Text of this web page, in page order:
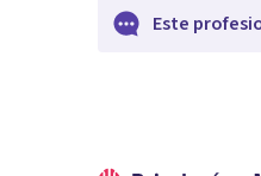
Este